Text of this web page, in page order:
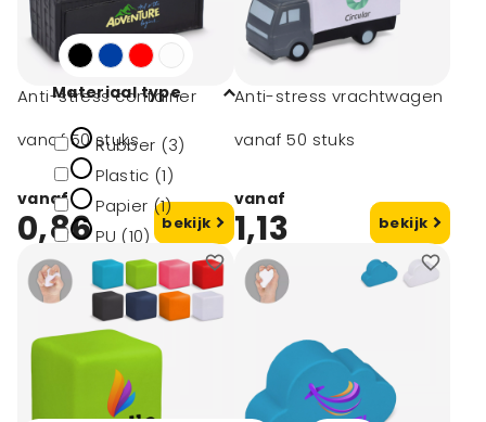
toon meer
Materiaal type
Rubber (3)
Plastic (1)
Papier (1)
PU (10)
PVC (7)
toon meer
Anti-stress container
vanaf 50 stuks
vanaf
0,86 bekijk
Anti-stress vrachtwagen
vanaf 50 stuks
vanaf
1,13 bekijk